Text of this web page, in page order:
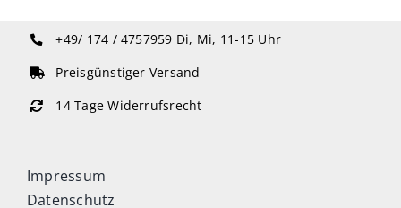
+49/ 174 / 4757959 Di, Mi, 11-15 Uhr
Preisgünstiger Versand
14 Tage Widerrufsrecht
Impressum
Datenschutz